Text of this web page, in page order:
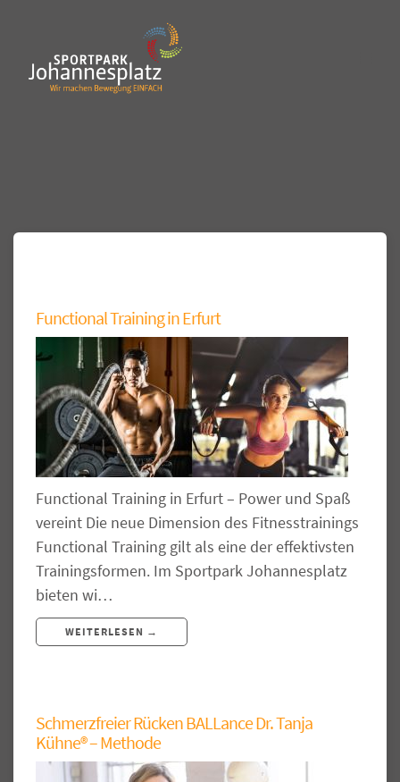
Functional Training in Erfurt
Functional Training in Erfurt – Power und Spaß
vereint Die neue Dimension des Fitnesstrainings
Functional Training gilt als eine der effektivsten
Trainingsformen. Im Sportpark Johannesplatz
bieten wi…
WEITERLESEN →
Schmerzfreier Rücken BALLance Dr. Tanja
Kühne® – Methode